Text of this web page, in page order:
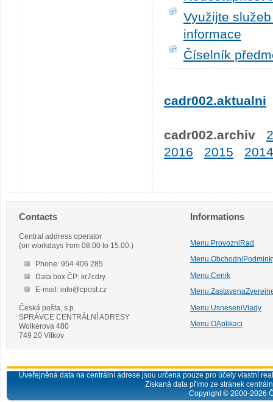
Využijte
informace
Číselník
cadr002.aktualni
cadr002.archiv
2016
2015 2014
Contacts
Central address operator
(on workdays from 08.00 to 15.00.)
Phone: 954 406 285
Data box ČP: kr7cdry
E-mail: info@cpost.cz
Česká pošta, s.p.
SPRÁVCE CENTRÁLNÍ ADRESY
Wolkerova 480
749 20 Vítkov
Informations
Menu.ProvozniRad
Menu.Cenik
Menu.UsneseniVlady
Menu.OAplikaci
Uveřejněná data na centrální adrese jsou určena pouze pro účely vlastní
Získaná data přímo ze stránek
Copyright © 2000-2026